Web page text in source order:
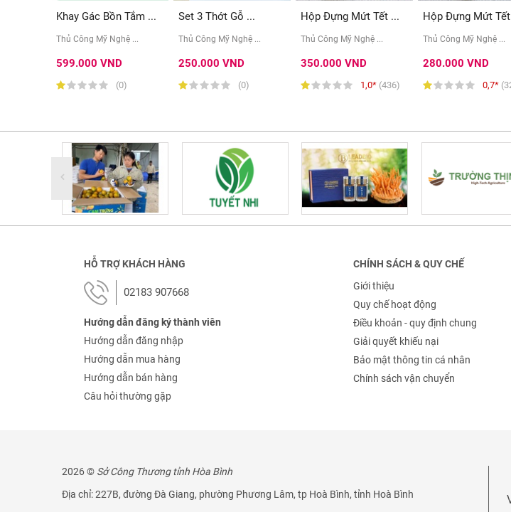
Khay Gác Bồn Tắm ...
Thủ Công Mỹ Nghệ ...
599.000 VND
(0)
Set 3 Thớt Gỗ ...
Thủ Công Mỹ Nghệ ...
250.000 VND
(0)
Hộp Đựng Mứt Tết ...
Thủ Công Mỹ Nghệ ...
350.000 VND
1,0* (436)
Hộp Đựng Mứt
Thủ Công Mỹ Nghệ ...
280.000 VND
0,7*
HỖ TRỢ KHÁCH HÀNG
02183 907668
Hướng dẫn đăng ký thành viên
Hướng dẫn đăng nhập
Hướng dẫn mua hàng
Hướng dẫn bán hàng
Câu hỏi thường gặp
CHÍNH SÁCH & QUY CHẾ
Giới thiệu
Quy chế hoạt động
Điều khoản - quy định chung
Giải quyết khiếu nại
Bảo mật thông tin cá nhân
Chính sách vận chuyển
2026 © Sở Công Thương tỉnh Hòa Bình
Địa chỉ: 227B, đường Đà Giang, phường Phương Lâm, tp Hoà Bình, tỉnh Hoà Bình